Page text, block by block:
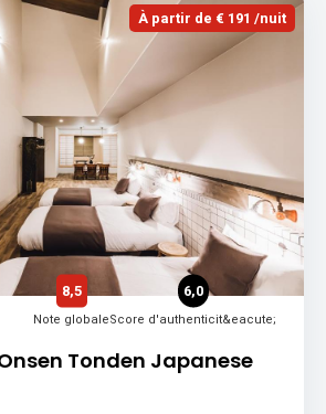
À partir de € 191 /nuit
Tonden Japanese
8,5
Note globale
6,0
Score d'authenticit&eacute;